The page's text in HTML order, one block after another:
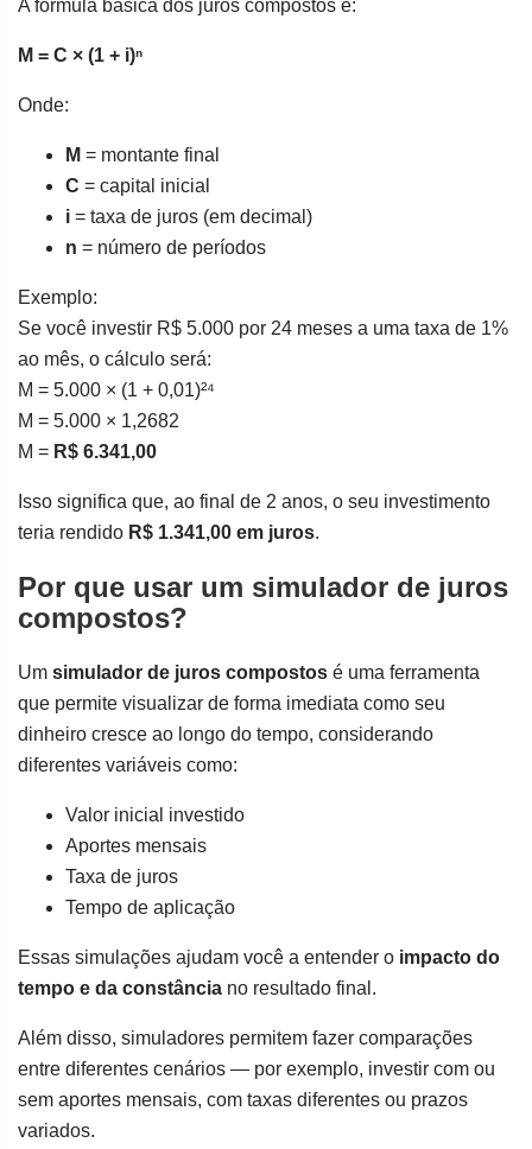
A fórmula básica dos juros compostos é:
M = C × (1 + i)ⁿ
Onde:
M = montante final
C = capital inicial
i = taxa de juros (em decimal)
n = número de períodos
Exemplo:
Se você investir R$ 5.000 por 24 meses a uma taxa de 1%
ao mês, o cálculo será:
M = 5.000 × (1 + 0,01)²⁴
M = 5.000 × 1,2682
M = R$ 6.341,00
Isso significa que, ao final de 2 anos, o seu investimento
teria rendido R$ 1.341,00 em juros.
Por que usar um simulador de juros
compostos?
Um simulador de juros compostos é uma ferramenta
que permite visualizar de forma imediata como seu
dinheiro cresce ao longo do tempo, considerando
diferentes variáveis como:
Valor inicial investido
Aportes mensais
Taxa de juros
Tempo de aplicação
Essas simulações ajudam você a entender o impacto do
tempo e da constância no resultado final.
Além disso, simuladores permitem fazer comparações
entre diferentes cenários — por exemplo, investir com ou
sem aportes mensais, com taxas diferentes ou prazos
variados.